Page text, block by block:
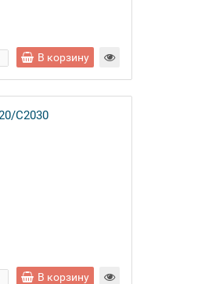
В корзину
C2030
В корзину